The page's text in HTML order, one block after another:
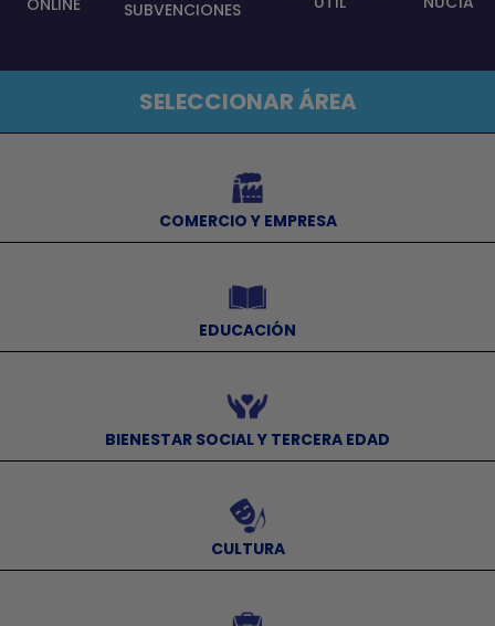
ONLINE SUBVENCIONES
SELECCIONAR ÁREA
COMERCIO Y EMPRESA
EDUCACIÓN
BIENESTAR SOCIAL Y TERCERA EDAD
CULTURA